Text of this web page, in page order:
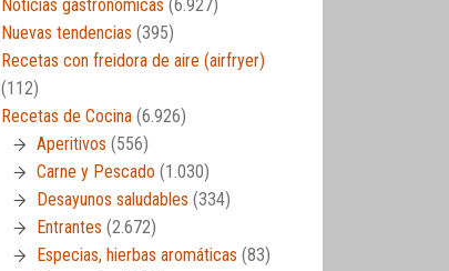
Noticias gastronómicas (6.927)
Nuevas tendencias (395)
Recetas con freidora de aire (airfryer)
(112)
Recetas de Cocina (6.926)
Aperitivos (556)
Carne y Pescado (1.030)
Desayunos saludables (334)
Entrantes (2.672)
Especias, hierbas aromáticas (83)